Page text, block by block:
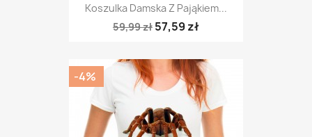
Koszulka Damska Z Pająkiem...
59,99 zł 57,59 zł
-4%